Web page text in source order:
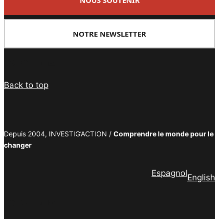
NOTRE NEWSLETTER
Back to top
Depuis 2004, INVESTIG’ACTION / Comprendre le monde pour le
changer
EspagnolEnglish